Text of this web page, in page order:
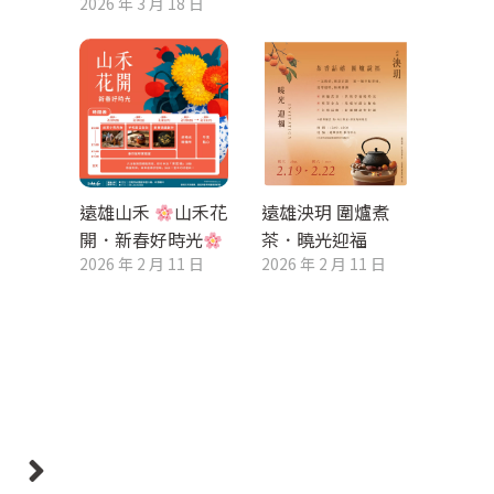
遠雄山禾
山禾花
開．新春好時光
2026 年 2 月 11 日
遠雄泱玥 圍爐煮
茶．曉光迎福
2026 年 2 月 11 日